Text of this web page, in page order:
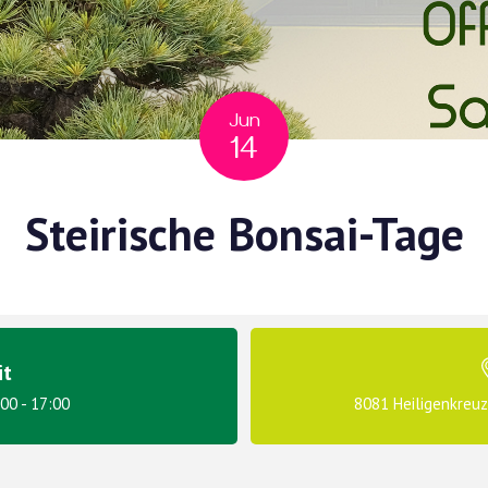
Jun
14
Steirische Bonsai-Tage
- 17:00 8081